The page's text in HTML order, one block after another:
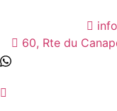
60, Rte du